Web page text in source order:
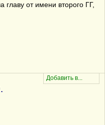
от имени второго ГГ,